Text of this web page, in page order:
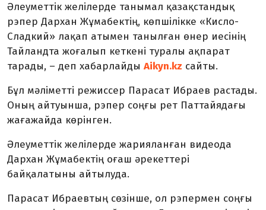
Әлеуметтік желілерде танымал қазақстандық
рэпер Дархан Жұмабектің, көпшілікке «Кисло-
Сладкий» лақап атымен танылған өнер иесінің
Тайландта жоғалып кеткені туралы ақпарат
тарады, – деп хабарлайды Aikyn.kz сайты.
Бұл мәліметті режиссер Парасат Ибраев растады.
Оның айтуынша, рэпер соңғы рет Паттайядағы
жағажайда көрінген.
Әлеуметтік желілерде жарияланған видеода
Дархан Жұмабектің оғаш әрекеттері
байқалатыны айтылуда.
Парасат Ибраевтың сөзінше, ол рэпермен соңғы